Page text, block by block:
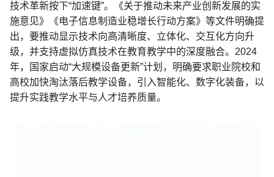
技术革新按下“加速键”。《关于推动未来产业创新发展的实
施意见》《电子信息制造业稳增长行动方案》等文件明确提
出，要推动显示技术向高清晰度、立体化、交互化方向升
级，并支持虚拟仿真技术在教育教学中的深度融合。2024
年，国家启动“大规模设备更新”计划，明确要求职业院校和
高校加快淘汰落后教学设备，引入智能化、数字化装备，以
提升实践教学水平与人才培养质量。